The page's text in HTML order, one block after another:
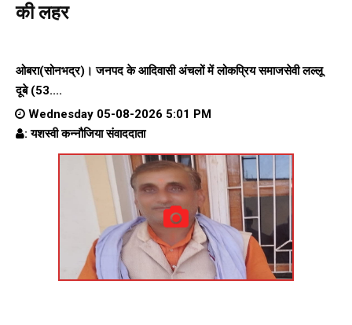
की लहर
ओबरा(सोनभद्र)। जनपद के आदिवासी अंचलों में लोकप्रिय समाजसेवी लल्लू
दूबे (53....
Wednesday 05-08-2026 5:01 PM
: यशस्वी कन्नौजिया संवाददाता